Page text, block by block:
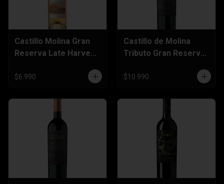
Castillo Molina Gran
Reserva Late Harvest
$6.990
Castillo de Molina
Tributo Gran Reserva
750cc
$10.990